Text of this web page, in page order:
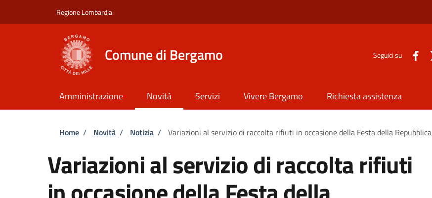
Regione Lombardia
Comune di Bergamo Seguici su
Amministrazione Novità Servizi Vivere Bergamo Richiesta assistenza
Briciole di pane
Home / Novità / Notizia / Variazioni al servizio di raccolta rifiuti in occasione della Festa della Repubblica
Variazioni al servizio di raccolta rifiuti